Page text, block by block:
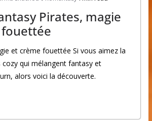
Pirates, magie
et crème fouettée Si vous aimez la
qui mélangent fantasy et
alors voici la découverte.